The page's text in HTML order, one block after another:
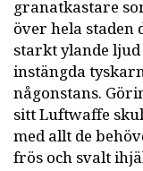
granatkastare
över hela staden
starkt ylande
instängda
någonstans.
sitt Luftwaffe
med allt de
frös och svalt